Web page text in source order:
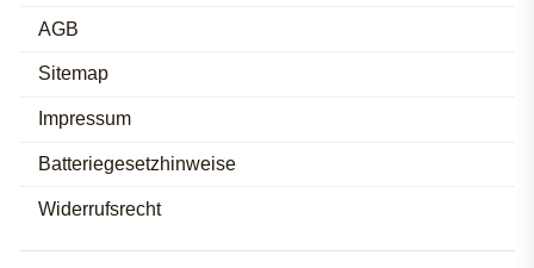
AGB
Sitemap
Impressum
Batteriegesetzhinweise
Widerrufsrecht